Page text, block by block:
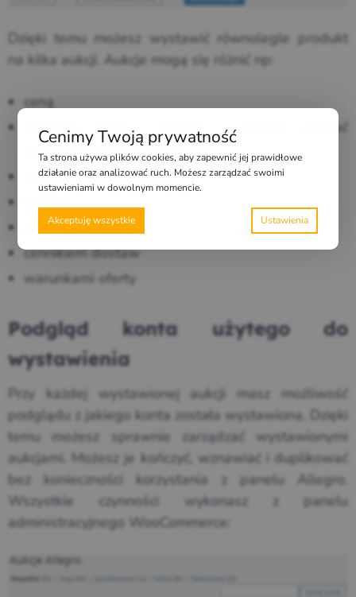
Dzięki temu możesz wystawić równolegle produkt
na kilka aukcji. Aukcje mogą się różnić np:
ceną
układem treści i treścią – możesz wybrać
dowolny
szablon opisu
stanem magazynowym
parametrami
cennikiem dostaw
warunkami oferty
Podgląd konta użytego do
wystawienia
Przy każdej wystawionej aukcji masz możliwość
podglądu z jakiego konta została wystawiona. Dzięki
temu możesz sprawnie zarządzać wystawionymi
aukcjami. Możesz je kończyć, wznawiać i duplikować
bez konieczności korzystania z panelu Allegro.
Wszystkie czynności wykonasz z panelu
administracyjnego WooCommerce:
Cenimy Twoją prywatność
Ta strona używa plików cookies, aby zapewnić jej prawidłowe
działanie oraz analizować ruch. Możesz zarządzać swoimi
ustawieniami w dowolnym momencie.
Akceptuję wszystkie